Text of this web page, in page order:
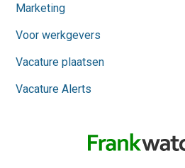
Marketing
Voor werkgevers
Vacature plaatsen
Vacature Alerts